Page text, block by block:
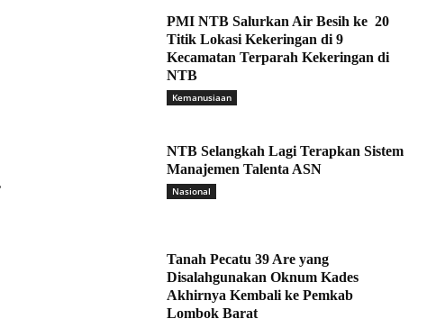
PMI NTB Salurkan Air Besih ke 20
Titik Lokasi Kekeringan di 9
Kecamatan Terparah Kekeringan di
NTB
Kemanusiaan
NTB Selangkah Lagi Terapkan Sistem
Manajemen Talenta ASN
Nasional
Tanah Pecatu 39 Are yang
Disalahgunakan Oknum Kades
Akhirnya Kembali ke Pemkab
Lombok Barat